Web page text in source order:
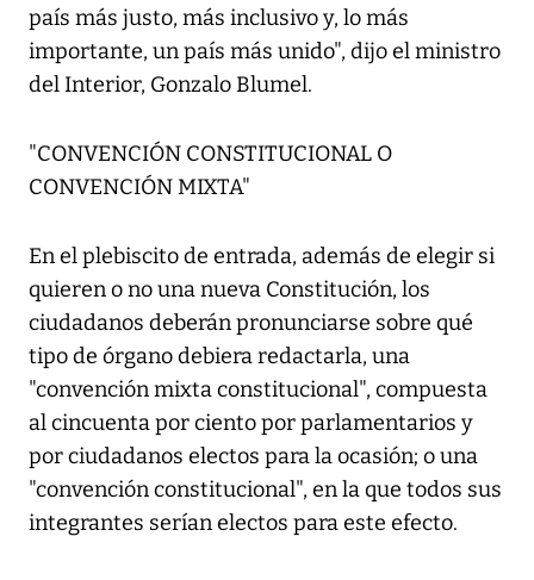
país más justo, más inclusivo y, lo más
importante, un país más unido", dijo el ministro
del Interior, Gonzalo Blumel.
"CONVENCIÓN CONSTITUCIONAL O
CONVENCIÓN MIXTA"
En el plebiscito de entrada, además de elegir si
quieren o no una nueva Constitución, los
ciudadanos deberán pronunciarse sobre qué
tipo de órgano debiera redactarla, una
"convención mixta constitucional", compuesta
al cincuenta por ciento por parlamentarios y
por ciudadanos electos para la ocasión; o una
"convención constitucional", en la que todos sus
integrantes serían electos para este efecto.